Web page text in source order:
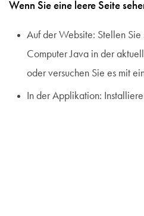
Wenn Sie eine leere Seite
Auf der Website: Stellen Sie
Computer Java in der
oder versuchen Sie es mit
In der Applikation: